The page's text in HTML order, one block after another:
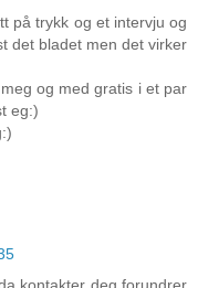
på trykk og et intervju og
det bladet men det virker
og med gratis i et par
eg:)